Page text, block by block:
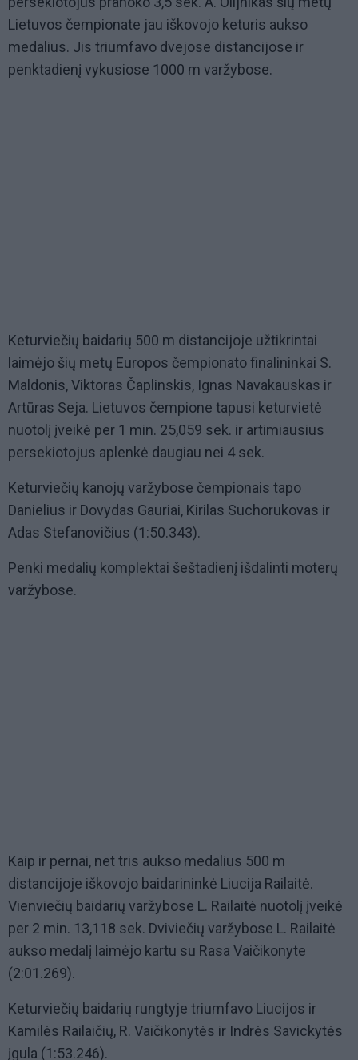
Lietuvos čempionate jau iškovojo keturis aukso
medalius. Jis triumfavo dvejose distancijose ir
penktadienį vykusiose 1000 m varžybose.
Keturviečių baidarių 500 m distancijoje užtikrintai
laimėjo šių metų Europos čempionato finalininkai S.
Maldonis, Viktoras Čaplinskis, Ignas Navakauskas ir
Artūras Seja. Lietuvos čempione tapusi keturvietė
nuotolį įveikė per 1 min. 25,059 sek. ir artimiausius
persekiotojus aplenkė daugiau nei 4 sek.
Keturviečių kanojų varžybose čempionais tapo
Danielius ir Dovydas Gauriai, Kirilas Suchorukovas ir
Adas Stefanovičius (1:50.343).
Penki medalių komplektai šeštadienį išdalinti moterų
varžybose.
Kaip ir pernai, net tris aukso medalius 500 m
distancijoje iškovojo baidarininkė Liucija Railaitė.
Vienviečių baidarių varžybose L. Railaitė nuotolį įveikė
per 2 min. 13,118 sek. Dviviečių varžybose L. Railaitė
aukso medalį laimėjo kartu su Rasa Vaičikonyte
(2:01.269).
Keturviečių baidarių rungtyje triumfavo Liucijos ir
Kamilės Railaičių, R. Vaičikonytės ir Indrės Savickytės
įgula (1:53.246).